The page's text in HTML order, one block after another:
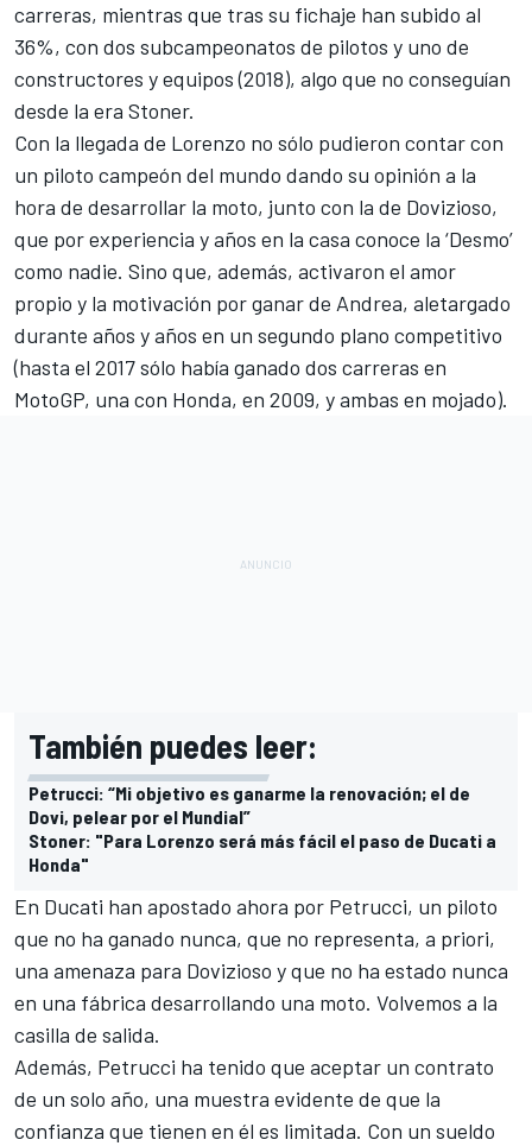
carreras, mientras que tras su fichaje han subido al
36%, con dos subcampeonatos de pilotos y uno de
constructores y equipos (2018), algo que no conseguían
desde la era Stoner.
Con la llegada de Lorenzo no sólo pudieron contar con
un piloto campeón del mundo dando su opinión a la
hora de desarrollar la moto, junto con la de Dovizioso,
que por experiencia y años en la casa conoce la ‘Desmo’
como nadie. Sino que, además, activaron el amor
propio y la motivación por ganar de Andrea, aletargado
durante años y años en un segundo plano competitivo
(hasta el 2017 sólo había ganado dos carreras en
MotoGP, una con Honda, en 2009, y ambas en mojado).
También puedes leer:
Petrucci: “Mi objetivo es ganarme la renovación; el de
Dovi, pelear por el Mundial”
Stoner: "Para Lorenzo será más fácil el paso de Ducati a
Honda"
En Ducati han apostado ahora por Petrucci, un piloto
que no ha ganado nunca, que no representa, a priori,
una amenaza para Dovizioso y que no ha estado nunca
en una fábrica desarrollando una moto. Volvemos a la
casilla de salida.
Además, Petrucci ha tenido que aceptar un contrato
de un solo año, una muestra evidente de que la
confianza que tienen en él es limitada. Con un sueldo